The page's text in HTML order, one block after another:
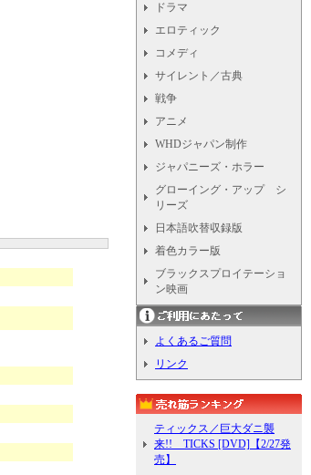
ドラマ
エロティック
コメディ
サイレント／古典
戦争
アニメ
WHDジャパン制作
ジャパニーズ・ホラー
グローイング・アップ シ
リーズ
日本語吹替収録版
着色カラー版
ブラックスプロイテーショ
ン映画
よくあるご質問
リンク
ティックス／巨大ダニ襲
来!! TICKS [DVD]【2/27発
売】